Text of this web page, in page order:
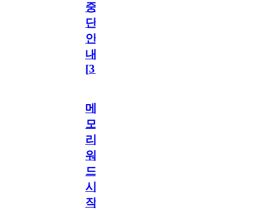
중
단
안
내
[31
메
모
리
워
드
시
작